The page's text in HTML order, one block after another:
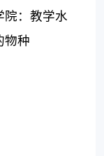
景广阔！
院：教学水
物种